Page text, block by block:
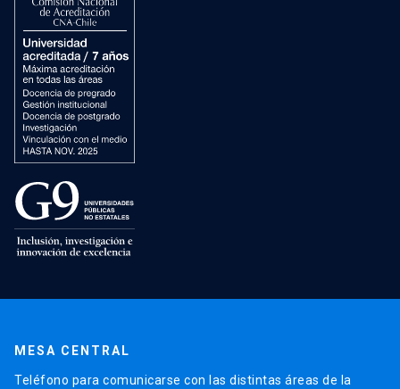
MESA CENTRAL
Teléfono para comunicarse con las distintas áreas de la